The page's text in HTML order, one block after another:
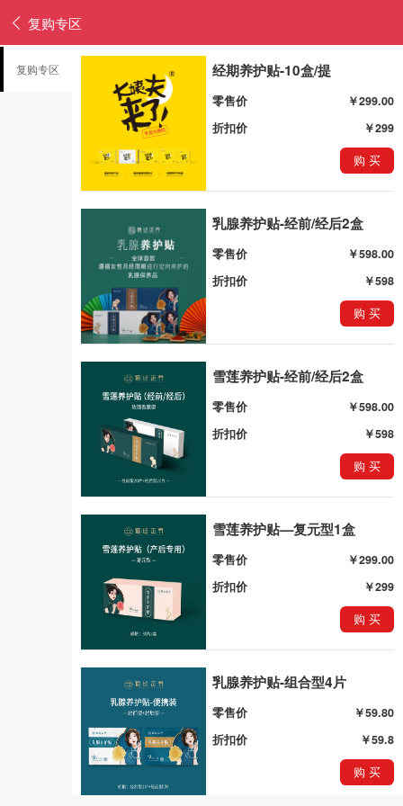
复购专区
复购专区 经期养护贴-10盒/提
零售价
￥299.00
折扣价
￥299
购 买
乳腺养护贴-经前/经后2盒
零售价
￥598.00
折扣价
￥598
购 买
雪莲养护贴-经前/经后2盒
零售价
￥598.00
折扣价
￥598
购 买
雪莲养护贴—复元型1盒
零售价
￥299.00
折扣价
￥299
购 买
乳腺养护贴-组合型4片
零售价
￥59.80
折扣价
￥59.8
购 买